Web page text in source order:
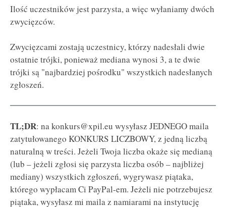
Ilość uczestników jest parzysta, a więc wyłaniamy dwóch
zwycięzców.
Zwycięzcami zostają uczestnicy, którzy nadesłali dwie
ostatnie trójki, ponieważ mediana wynosi 3, a te dwie
trójki są "najbardziej pośrodku" wszystkich nadesłanych
zgłoszeń.
TL;DR: na konkurs@xpil.eu wysyłasz JEDNEGO maila
zatytułowanego KONKURS LICZBOWY, z jedną liczbą
naturalną w treści. Jeżeli Twoja liczba okaże się medianą
(lub – jeżeli zgłosi się parzysta liczba osób – najbliżej
mediany) wszystkich zgłoszeń, wygrywasz piątaka,
którego wypłacam Ci PayPal-em. Jeżeli nie potrzebujesz
piątaka, wysyłasz mi maila z namiarami na instytucję